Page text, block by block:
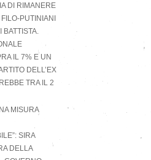
DI RIMANERE
PUTINIANI
BATTISTA.
IL 7% E UN
DELL’EX
TRA IL 2
MISURA
SIRA
DELLA